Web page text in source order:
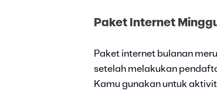
Paket Internet
Paket internet bulanan
setelah melakukan
Kamu gunakan untuk